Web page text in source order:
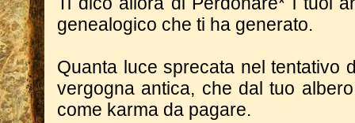
genealogico che ti ha generato.
Quanta luce sprecata nel tentativo
vergogna antica, che dal tuo
come karma da pagare.